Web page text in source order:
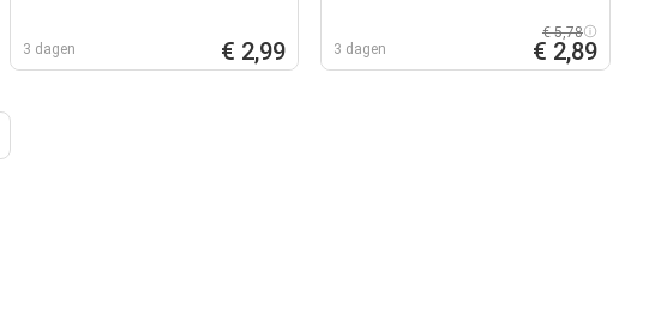
3 dagen € 2,99 3 dagen
€ 5,78
€ 2,89